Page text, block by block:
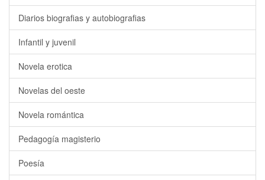
Diarios biografias y autobiografias
Infantil y juvenil
Novela erotica
Novelas del oeste
Novela romántica
Pedagogía magisterio
Poesía